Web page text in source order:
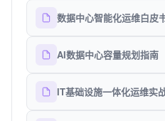
数据中心智能化运维白皮
AI数据中心容量规划指南
IT基础设施一体化运维实